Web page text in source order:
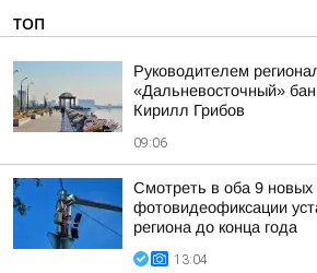
ТОП
Руководителем
«Дальневосточный»
Кирилл Грибов
09:06
Смотреть в оба 9 новых
фотовидеофиксации
региона до конца года
13:04